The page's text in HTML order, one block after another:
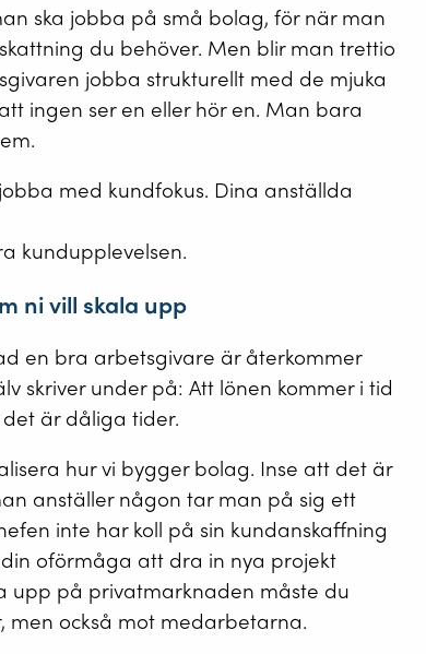
ska jobba på små bolag, för när man
du behöver. Men blir man trettio
jobba strukturellt med de mjuka
ingen ser en eller hör en. Man bara
med kundfokus. Dina anställda
kundupplevelsen.
ni vill skala upp
en bra arbetsgivare är återkommer
skriver under på: Att lönen kommer i tid
är dåliga tider.
hur vi bygger bolag. Inse att det är
anställer någon tar man på sig ett
inte har koll på sin kundanskaffning
oförmåga att dra in nya projekt
upp på privatmarknaden måste du
men också mot medarbetarna.